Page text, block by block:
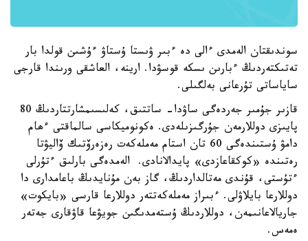
سوندىقتان الەمدى ءالى دە ءبىر ۋىستا ۇستاۋ ءۇشىن قولدا بار
تەتىكتەردىڭ ءبارىن ىسكە قوسۋدا. ارينە، العاشقى ورىندا قارجى
ساياساتى تۇرعانى بەلگىلى.
قازىر جۇمىر جەردەگى ساۋدا- ساتتىق، كەلىسىمشارتتاردىڭ 80
پايىزى دوللارمەن جۇرگىزىلەدى. ەكونوميكاسى سالماقتى ءھام
دامۋ ۇستىندەگى 60 تان استام مەملەكەت رەزەرۆتىك ۆاليۋتا
رەتىندە «كوكقاعازدى» پايدالانادى. الەمدەگى بارلىق ءتۇرلى
ءتۇستى، قۇندى مەتالداردىڭ، گاز بەن مۇنايدىڭ باعامدارى دا
دوللارعا بايلاۋلى. ءبىراز مەملەكەتتەر دوللارعا قارسى «بايكوت»
جاريالاعانىمەن، دوللاردىڭ ۇستەمدىگىن جويۋعا قاۋقارى جەتەر
ەمەس.